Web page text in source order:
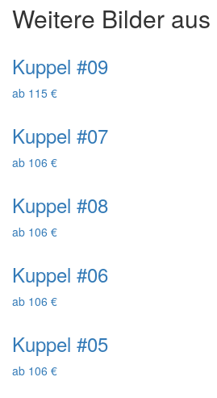
Weitere Bilder
Kuppel #09
ab 115 €
Kuppel #07
ab 106 €
Kuppel #08
ab 106 €
Kuppel #06
ab 106 €
Kuppel #05
ab 106 €